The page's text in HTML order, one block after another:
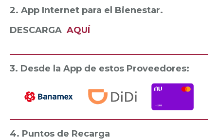
2. App Internet para el Bienestar.
DESCARGA AQUÍ
3. Desde la App de estos Proveedores:
4. Puntos de Recarga